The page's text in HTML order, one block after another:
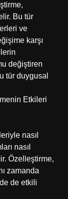
Bu tür
ve
karşı
değiştiren
tür duygusal
Etkileri
nasıl
nasıl
Özelleştirme,
zamanda
de etkili